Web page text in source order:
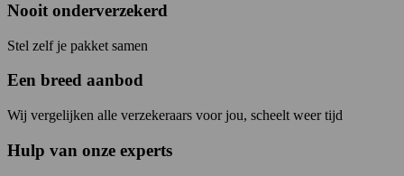
Nooit onderverzekerd
Stel zelf je pakket samen
Een breed aanbod
Wij vergelijken alle verzekeraars voor jou, scheelt weer tijd
Hulp van onze experts